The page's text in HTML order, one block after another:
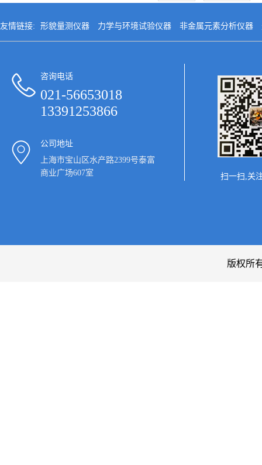
友情链接: 形貌量测仪器 力学与环境试验仪器 非金属元素分析仪器
咨询电话
021-56653018
13391253866
公司地址
上海市宝山区水产路2399号泰富
商业广场607室
扫一扫,关
版权所